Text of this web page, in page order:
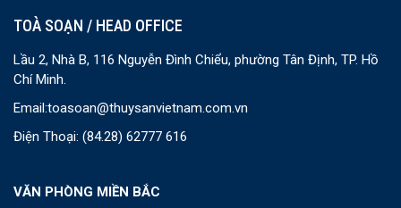
TOÀ SOẠN / HEAD OFFICE
Lầu 2, Nhà B, 116 Nguyễn Đình Chiểu, phường Tân Định, TP. Hồ
Chí Minh.
Email:toasoan@thuysanvietnam.com.vn
Điện Thoại: (84.28) 62777 616
VĂN PHÒNG MIỀN BẮC